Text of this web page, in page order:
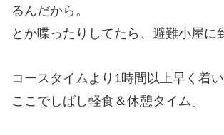
るんだから。
とか喋ったりしてたら、避難小屋に
コースタイムより1時間以上早く着い
ここでしばし軽食＆休憩タイム。